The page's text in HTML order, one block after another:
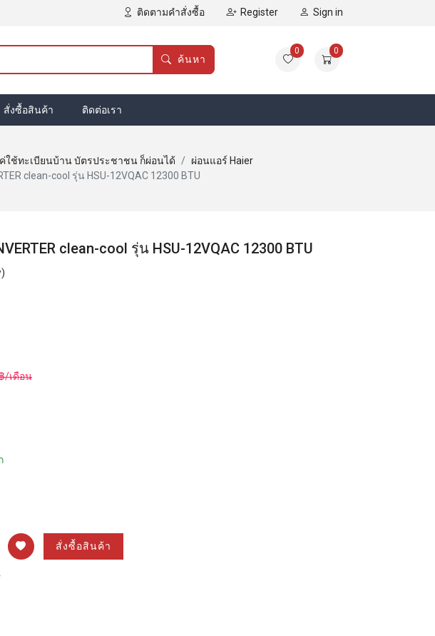
ติดตามคำสั่งซื้อ Register Sign in
ค้นหา
0 0
สั่งซื้อสินค้า ติดต่อเรา
ใช้ทะเบียนบ้าน บัตรประชาชน ก็ผ่อนได้
ผ่อนแอร์ Haier
clean-cool รุ่น HSU-12VQAC 12300 BTU
clean-cool รุ่น HSU-12VQAC 12300 BTU
/เดือน
สั่งซื้อสินค้า